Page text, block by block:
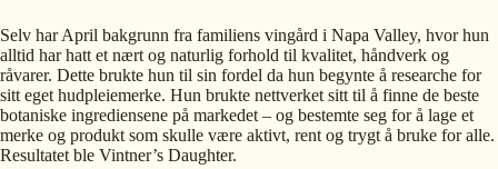
Selv har April bakgrunn fra familiens vingård i Napa Valley, hvor hun
alltid har hatt et nært og naturlig forhold til kvalitet, håndverk og
råvarer. Dette brukte hun til sin fordel da hun begynte å researche for
sitt eget hudpleiemerke. Hun brukte nettverket sitt til å finne de beste
botaniske ingrediensene på markedet – og bestemte seg for å lage et
merke og produkt som skulle være aktivt, rent og trygt å bruke for alle.
Resultatet ble Vintner’s Daughter.